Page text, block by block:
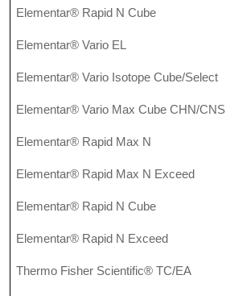
Elementar® Rapid N Cube
Elementar® Vario EL
Elementar® Vario Isotope Cube/Select
Elementar® Vario Max Cube CHN/CNS
Elementar® Rapid Max N
Elementar® Rapid Max N Exceed
Elementar® Rapid N Cube
Elementar® Rapid N Exceed
Thermo Fisher Scientific® TC/EA